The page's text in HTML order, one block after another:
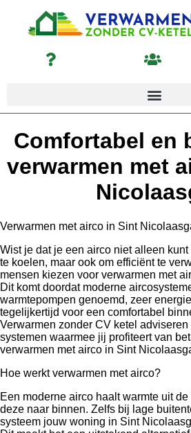
Comfortabel en
verwarmen met
Verwarmen met airco in Sint
Wist je dat je een airco niet alleen
te koelen, maar ook om efficiënt te
mensen kiezen voor verwarmen met
Dit komt doordat moderne
warmtepompen genoemd, zeer
tegelijkertijd voor een comfortabel
Verwarmen zonder CV ketel
systemen waarmee jij profiteert van
verwarmen met airco in Sint
Hoe werkt verwarmen met airco?
Een moderne airco haalt warmte uit
deze naar binnen. Zelfs bij lage
systeem jouw woning in Sint